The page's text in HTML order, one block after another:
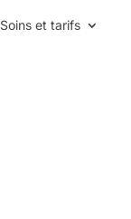
Soins et tarifs